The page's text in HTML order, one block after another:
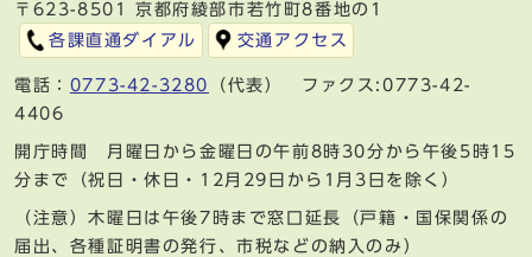
〒623-8501 京都府綾部市若竹町8番地の1
各課直通ダイアル
交通アクセス
電話： 0773-42-3280
（代表） ファクス:0773-42-
4406
開庁時間 月曜日から金曜日の午前8時30分から午後5時15
分まで（祝日・休日・12月29日から1月3日を除く）
（注意）木曜日は午後7時まで窓口延長（戸籍・国保関係の
届出、各種証明書の発行、市税などの納入のみ）